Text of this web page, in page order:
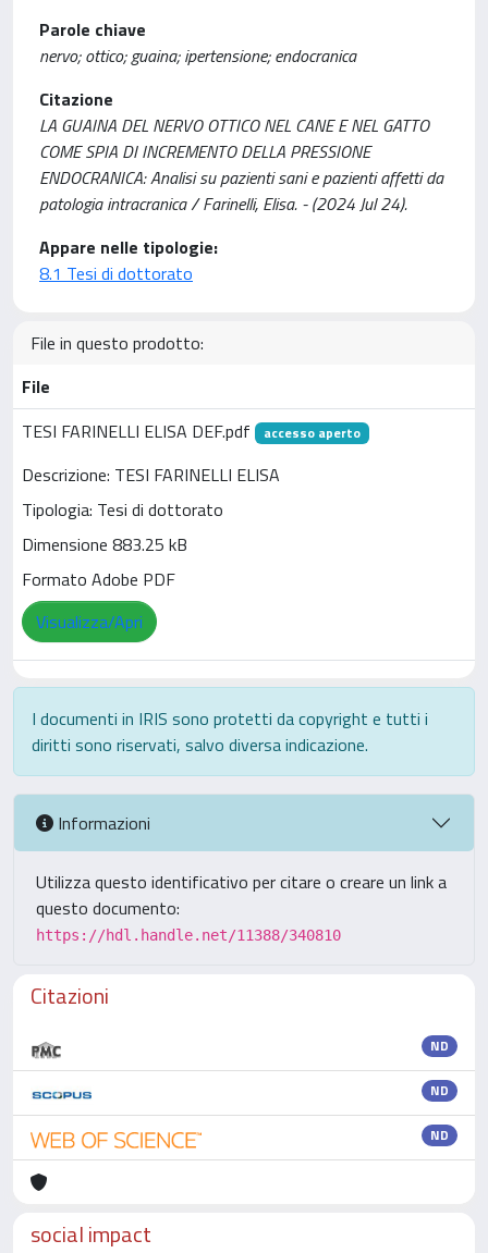
Parole chiave
nervo; ottico; guaina; ipertensione; endocranica
Citazione
LA GUAINA DEL NERVO OTTICO NEL CANE E NEL GATTO
COME SPIA DI INCREMENTO DELLA PRESSIONE
ENDOCRANICA: Analisi su pazienti sani e pazienti affetti da
patologia intracranica / Farinelli, Elisa. - (2024 Jul 24).
Appare nelle tipologie:
8.1 Tesi di dottorato
File in questo prodotto:
File
TESI FARINELLI ELISA DEF.pdf
accesso aperto
Descrizione: TESI FARINELLI ELISA
Tipologia: Tesi di dottorato
Dimensione 883.25 kB
Formato Adobe PDF
Visualizza/Apri
I documenti in IRIS sono protetti da copyright e tutti i
diritti sono riservati, salvo diversa indicazione.
Informazioni
Utilizza questo identificativo per citare o creare un link a
questo documento:
https://hdl.handle.net/11388/340810
Citazioni
ND
ND
ND
social impact